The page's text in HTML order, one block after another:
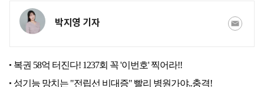
박지영 기자